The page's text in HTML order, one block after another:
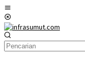
Loncat
ke
konten